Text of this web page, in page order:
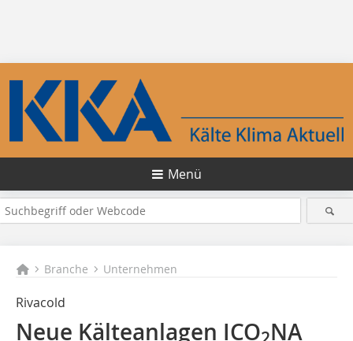
Menü
Branche Unternehmen
Rivacold
Neue Kälteanlagen ICO NA